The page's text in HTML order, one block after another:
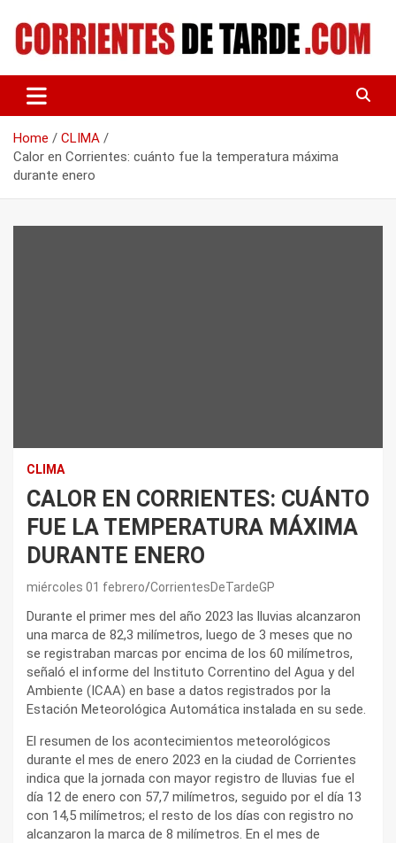
content
CORRIENTES DE TARDE
Home
CLIMA
Calor en Corrientes: cuánto fue la temperatura máxima
durante enero
CLIMA
CALOR EN CORRIENTES: CUÁNTO
FUE LA TEMPERATURA MÁXIMA
DURANTE ENERO
miércoles 01 febrero CorrientesDeTardeGP
Durante el primer mes del año 2023 las lluvias alcanzaron
una marca de 82,3 milímetros, luego de 3 meses que no
se registraban marcas por encima de los 60 milímetros,
señaló el informe del Instituto Correntino del Agua y del
Ambiente (ICAA) en base a datos registrados por la
Estación Meteorológica Automática instalada en su sede.
El resumen de los acontecimientos meteorológicos
durante el mes de enero 2023 en la ciudad de Corrientes
indica que la jornada con mayor registro de lluvias fue el
día 12 de enero con 57,7 milímetros, seguido por el día 13
con 14,5 milímetros; el resto de los días con registro no
alcanzaron la marca de 8 milímetros. En el mes de